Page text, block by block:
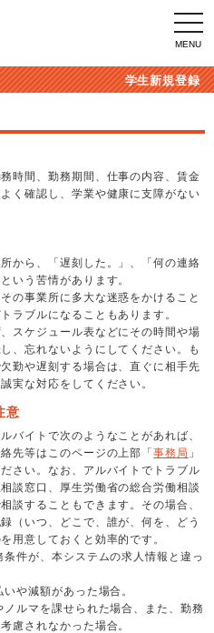
学生新規登録
時間、勤務期間、仕事の内容、賃金
く確認し、学業や健康に支障がない
から、「遅刻した。」、「何の連絡
いう苦情があります。
の事業所に多大な迷惑をかけること
ラブルになることもあります。
スケジュール表などにその時間や場
、忘れないようにしてください。も
勤や遅刻する場合は、直ぐに相手先
実な対応をしてください。
意
バイトで次のようなことがあれば、
先等はこのページの上部「事務局 」
さい。なお、アルバイトでトラブル
談窓口、厚生労働省の総合労働相談
談することもできます。その場合、
（いつ、どこで、誰が、何を、どう
用意しておくと効率的です。
件が、本システムの求人情報と違っ
や減額があった場合。
ルマを課せられた場合、また、勤務
慮されなかった場合。